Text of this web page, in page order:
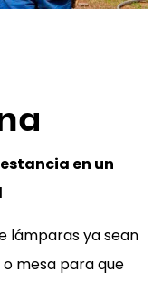
en un
lámparas ya sean
mesa para que